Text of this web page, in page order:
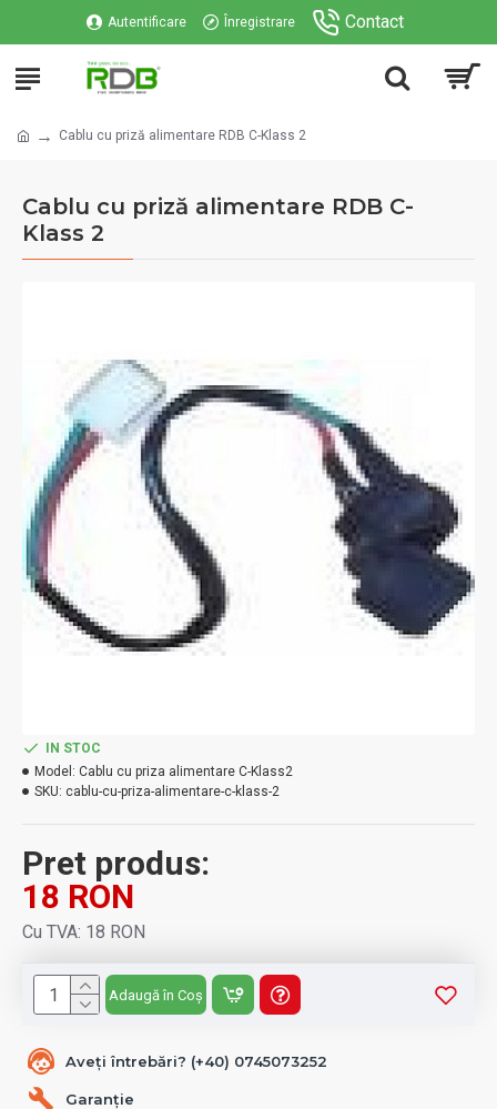
Autentificare Înregistrare Contact
Cablu cu priză alimentare RDB C-Klass 2
Cablu cu priză alimentare RDB C-
Klass 2
Aveți întrebări? (+40) 0745073252
Garanție
Pret produs:
18 RON
Cu TVA: 18 RON
IN STOC
Model: Cablu cu priza alimentare C-Klass2
SKU: cablu-cu-priza-alimentare-c-klass-2
Adaugă în Coș